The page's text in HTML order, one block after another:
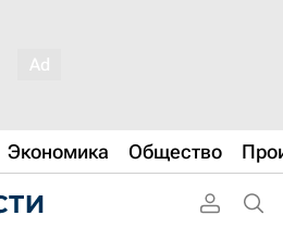
Экономика Общество